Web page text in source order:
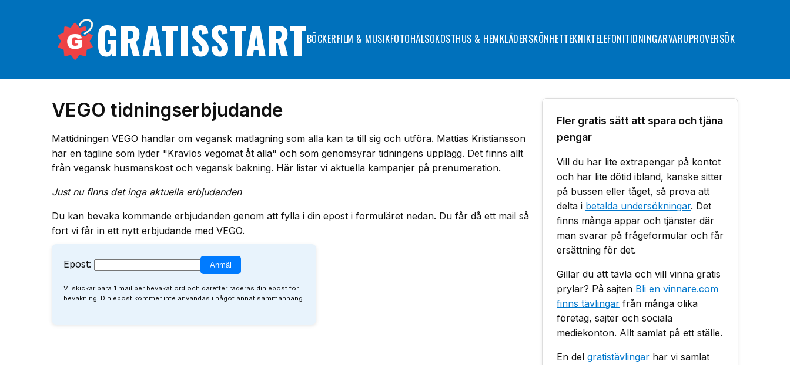
GRATISSTARTBÖCKERFILM & MUSIKFOTOHÄLSOKOSTHUS & HEMKLÄDERSKÖNHETTEKNIKTELEFONITIDNINGARVARUPROVERSÖK
VEGO tidningserbjudande
Mattidningen VEGO handlar om vegansk matlagning som alla kan ta till sig och utföra. Mattias Kristiansson
har en tagline som lyder "Kravlös vegomat åt alla" och som genomsyrar tidningens upplägg. Det finns allt
från vegansk husmanskost och vegansk bakning. Här listar vi aktuella kampanjer på prenumeration.
Just nu finns det inga aktuella erbjudanden
Du kan bevaka kommande erbjudanden genom att fylla i din epost i formuläret nedan. Du får då ett mail så
fort vi får in ett nytt erbjudande med VEGO.
Epost:
Vi skickar bara 1 mail per bevakat ord och därefter raderas din epost för
bevakning. Din epost kommer inte användas i något annat sammanhang.
Fler gratis sätt att spara och tjäna
pengar
Vill du har lite extrapengar på kontot
och har lite dötid ibland, kanske sitter
på bussen eller tåget, så prova att
delta i betalda undersökningar. Det
finns många appar och tjänster där
man svarar på frågeformulär och får
ersättning för det.
Gillar du att tävla och vill vinna gratis
prylar? På sajten Bli en vinnare.com
finns tävlingar från många olika
företag, sajter och sociala
mediekonton. Allt samlat på ett ställe.
En del gratistävlingar har vi samlat